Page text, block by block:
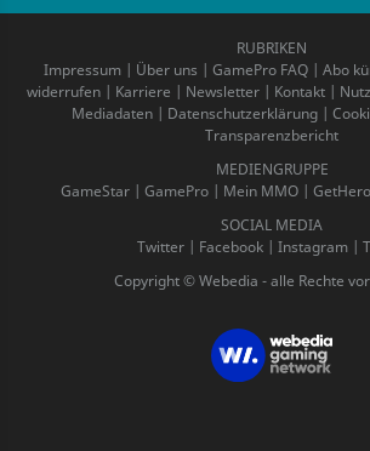
RUBRIKEN
Impressum| Über uns | GamePro FAQ| Abo
widerrufen | Karriere | Newsletter | Kontakt |
Mediadaten| Datenschutzerklärung|
Transparenzbericht
MEDIENGRUPPE
GameStar | GamePro | Mein MMO | GetHero
SOCIAL MEDIA
Twitter | Facebook | Instagram |
Copyright © Webedia - alle Rechte